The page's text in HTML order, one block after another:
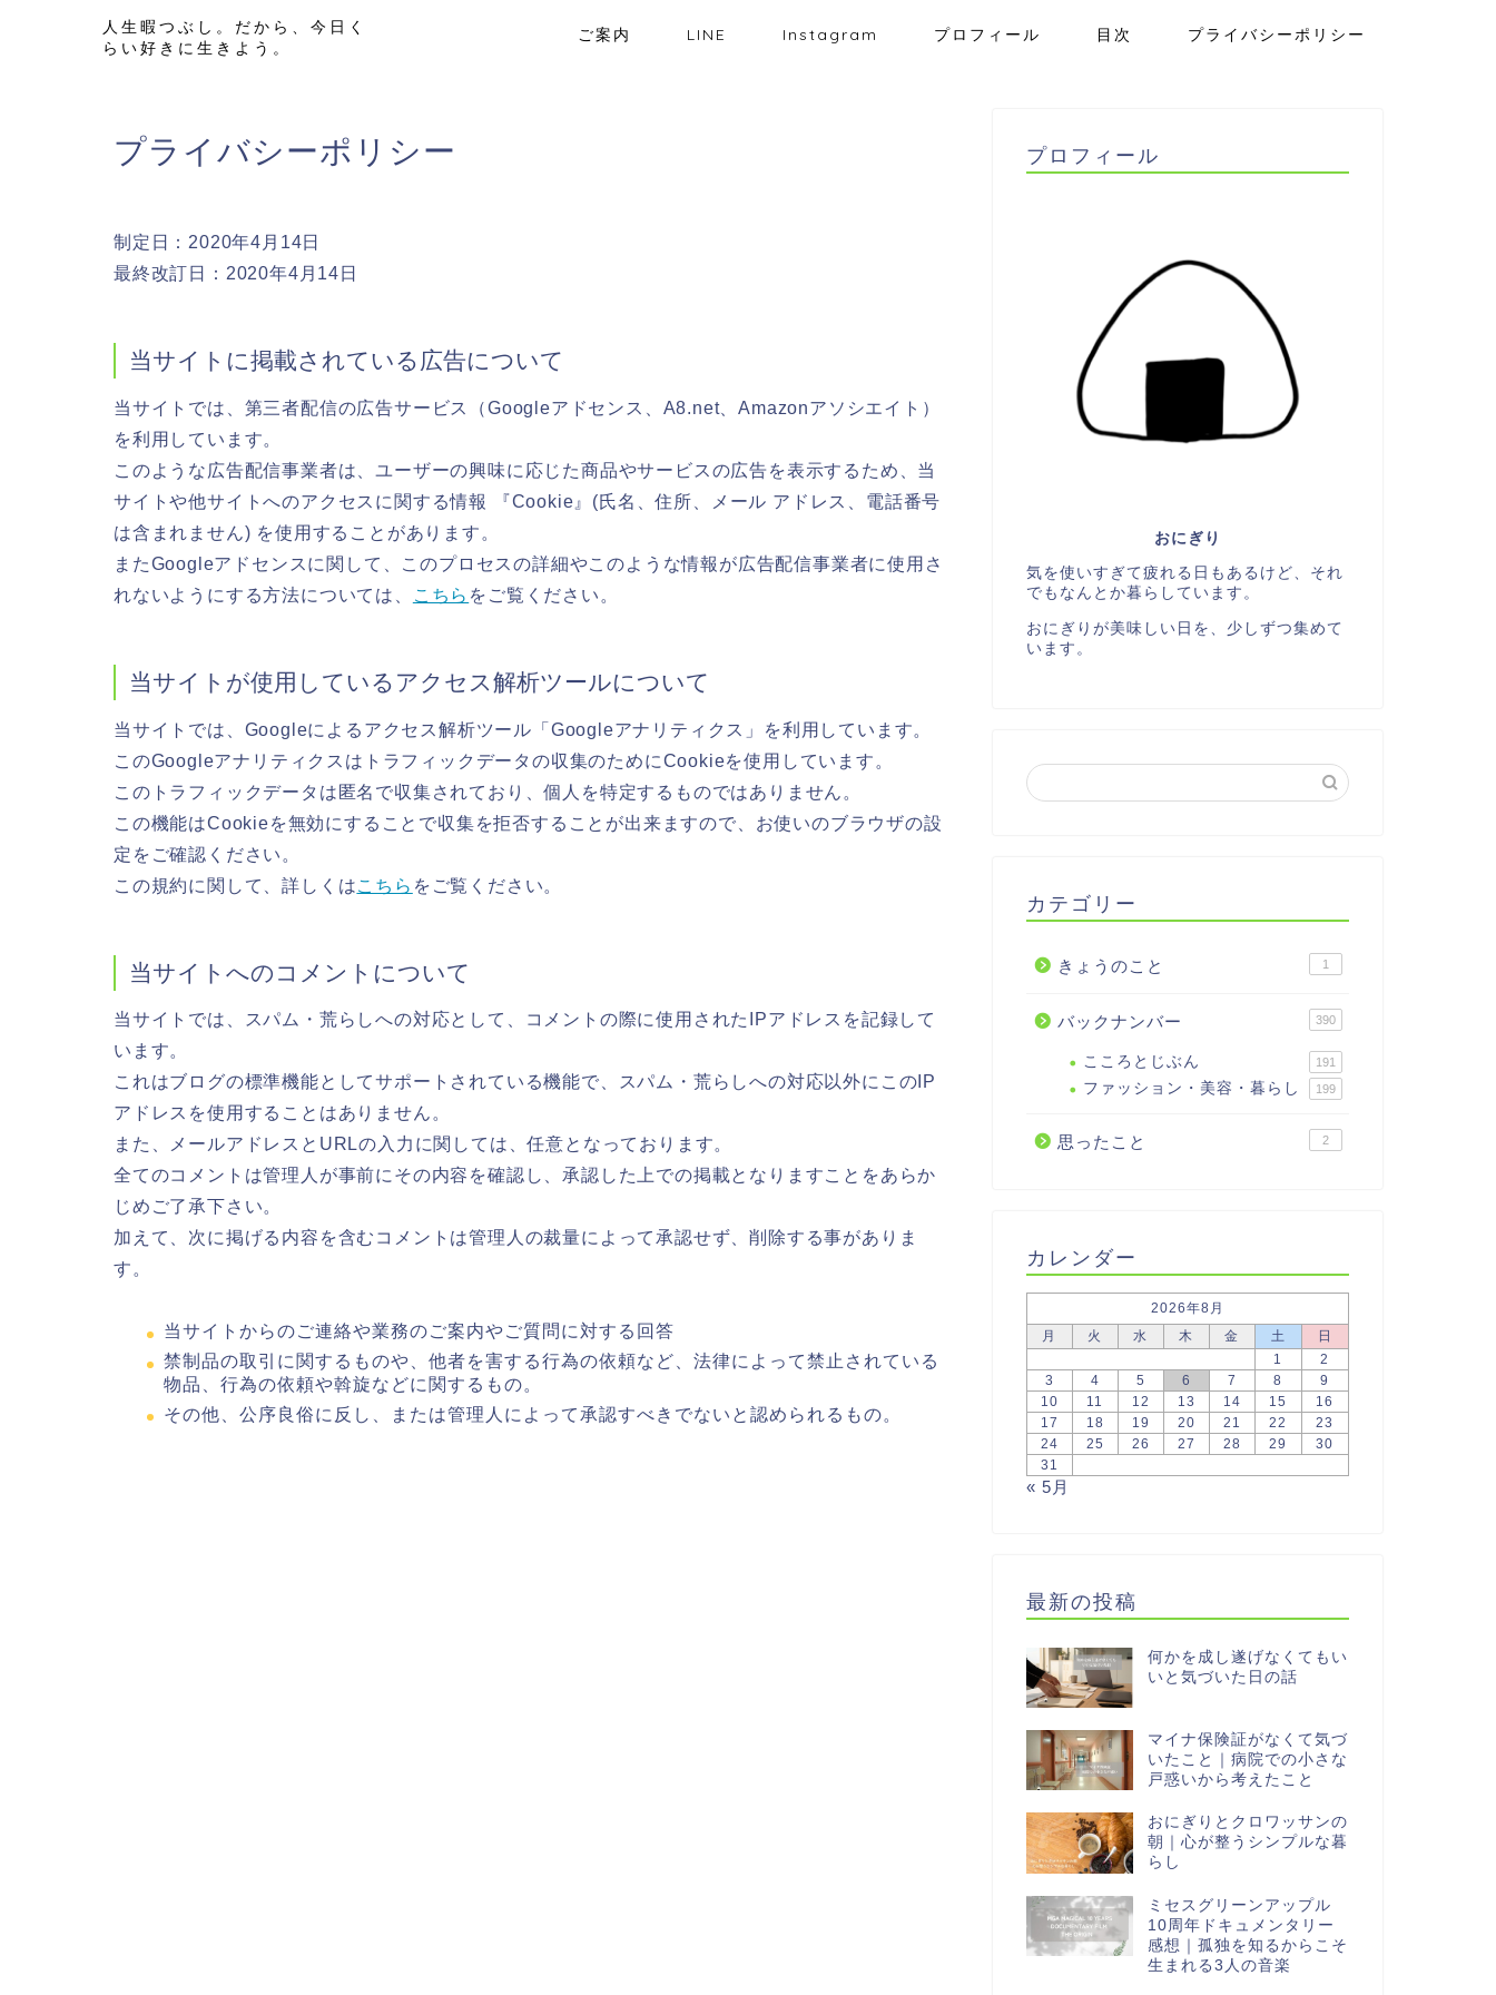
人生暇つぶし。だから、今日く
らい好きに生きよう。
ご案内 LINE Instagram プロフィール 目次 プライバシーポリシー
プライバシーポリシー
制定日：2020年4月14日
最終改訂日：2020年4月14日
当サイトに掲載されている広告について
当サイトでは、第三者配信の広告サービス（Googleアドセンス、A8.net、Amazonアソシエイト）
を利用しています。
このような広告配信事業者は、ユーザーの興味に応じた商品やサービスの広告を表示するため、当
サイトや他サイトへのアクセスに関する情報 『Cookie』(氏名、住所、メール アドレス、電話番号
は含まれません) を使用することがあります。
またGoogleアドセンスに関して、このプロセスの詳細やこのような情報が広告配信事業者に使用さ
れないようにする方法については、
こちら をご覧ください。
当サイトが使用しているアクセス解析ツールについて
当サイトでは、Googleによるアクセス解析ツール「Googleアナリティクス」を利用しています。
このGoogleアナリティクスはトラフィックデータの収集のためにCookieを使用しています。
このトラフィックデータは匿名で収集されており、個人を特定するものではありません。
この機能はCookieを無効にすることで収集を拒否することが出来ますので、お使いのブラウザの設
定をご確認ください。
この規約に関して、詳しくはこちら をご覧ください。
当サイトへのコメントについて
当サイトでは、スパム・荒らしへの対応として、コメントの際に使用されたIPアドレスを記録して
います。
これはブログの標準機能としてサポートされている機能で、スパム・荒らしへの対応以外にこのIP
アドレスを使用することはありません。
また、メールアドレスとURLの入力に関しては、任意となっております。
全てのコメントは管理人が事前にその内容を確認し、承認した上での掲載となりますことをあらか
じめご了承下さい。
加えて、次に掲げる内容を含むコメントは管理人の裁量によって承認せず、削除する事がありま
す。
当サイトからのご連絡や業務のご案内やご質問に対する回答
禁制品の取引に関するものや、他者を害する行為の依頼など、法律によって禁止されている
物品、行為の依頼や斡旋などに関するもの。
その他、公序良俗に反し、または管理人によって承認すべきでないと認められるもの。
プロフィール
おにぎり
気を使いすぎて疲れる日もあるけど、それ
でもなんとか暮らしています。
おにぎりが美味しい日を、少しずつ集めて
います。
カテゴリー
きょうのこと 1
バックナンバー 390
こころとじぶん 191
ファッション・美容・暮らし 199
思ったこと 2
カレンダー
2026年8月
月
火 水 木 金 土
日
1
2
3
4 5 6 7 8
9
10
11 12 13 14 15
16
17
18 19 20 21 22
23
24
25 26 27 28 29
30
31
« 5月
最新の投稿
何かを成し遂げなくてもい
いと気づいた日の話
マイナ保険証がなくて気づ
いたこと｜病院での小さな
戸惑いから考えたこと
おにぎりとクロワッサンの
朝｜心が整うシンプルな暮
らし
ミセスグリーンアップル
10周年ドキュメンタリー
感想｜孤独を知るからこそ
生まれる3人の音楽